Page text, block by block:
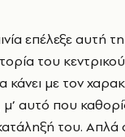
επέλεξε αυτή
του
κάνει με τον
αυτό που
του. Απλά